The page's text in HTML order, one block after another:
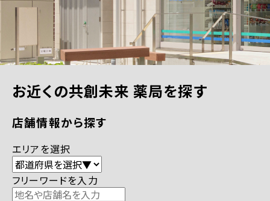
お近くの共創未来 薬局を探す
店舗情報から探す
エリアを選択
フリーワードを入力